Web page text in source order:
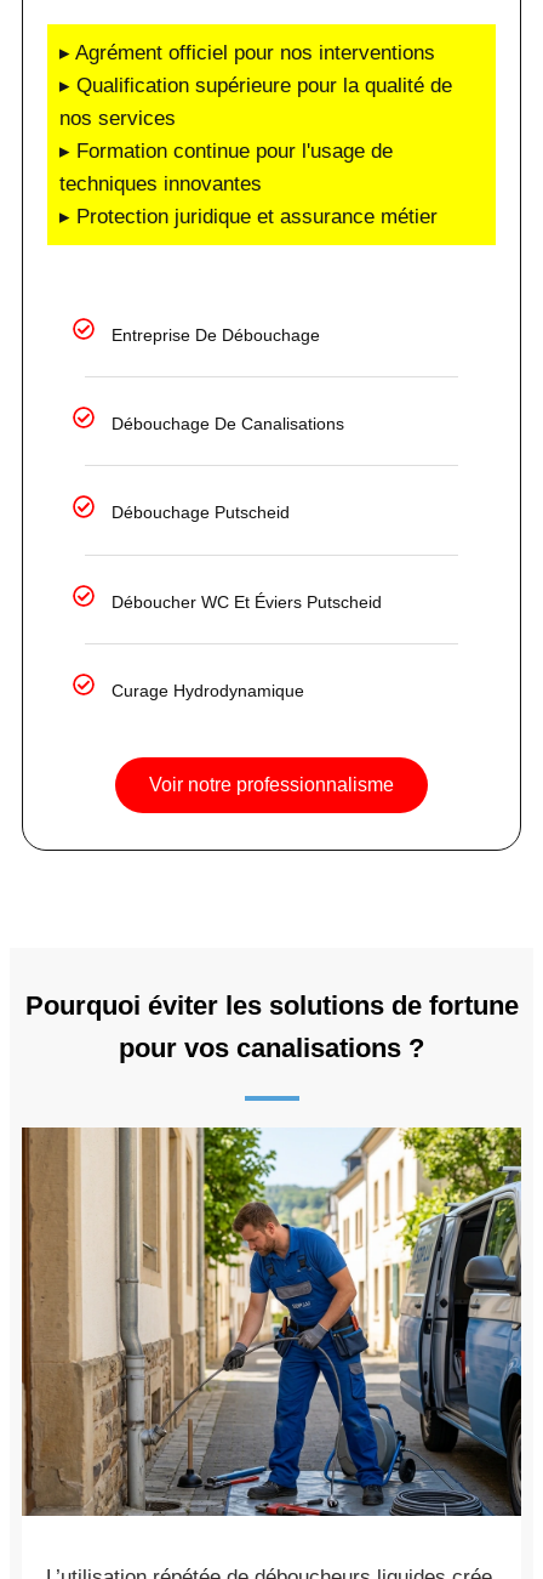
▸ Agrément officiel pour nos interventions
▸ Qualification supérieure pour la qualité de
nos services
▸ Formation continue pour l'usage de
techniques innovantes
▸ Protection juridique et assurance métier
Entreprise De Débouchage
Débouchage De Canalisations
Débouchage Putscheid
Déboucher WC Et Éviers Putscheid
Curage Hydrodynamique
Voir notre professionnalisme
Pourquoi éviter les solutions de fortune
pour vos canalisations ?